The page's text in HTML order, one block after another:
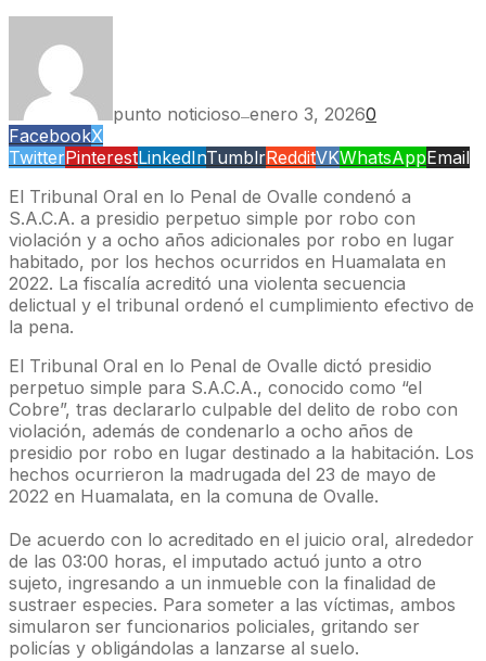
punto noticioso—enero 3, 20260
FacebookX
TwitterPinterestLinkedInTumblrRedditVKWhatsAppEmail
El Tribunal Oral en lo Penal de Ovalle condenó a
S.A.C.A. a presidio perpetuo simple por robo con
violación y a ocho años adicionales por robo en lugar
habitado, por los hechos ocurridos en Huamalata en
2022. La fiscalía acreditó una violenta secuencia
delictual y el tribunal ordenó el cumplimiento efectivo de
la pena.
El Tribunal Oral en lo Penal de Ovalle dictó presidio
perpetuo simple para S.A.C.A., conocido como “el
Cobre”, tras declararlo culpable del delito de robo con
violación, además de condenarlo a ocho años de
presidio por robo en lugar destinado a la habitación. Los
hechos ocurrieron la madrugada del 23 de mayo de
2022 en Huamalata, en la comuna de Ovalle.
De acuerdo con lo acreditado en el juicio oral, alrededor
de las 03:00 horas, el imputado actuó junto a otro
sujeto, ingresando a un inmueble con la finalidad de
sustraer especies. Para someter a las víctimas, ambos
simularon ser funcionarios policiales, gritando ser
policías y obligándolas a lanzarse al suelo.